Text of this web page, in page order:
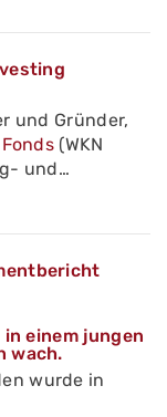
und Gründer,
(WKN
und…
einem jungen
wach.
wurde in